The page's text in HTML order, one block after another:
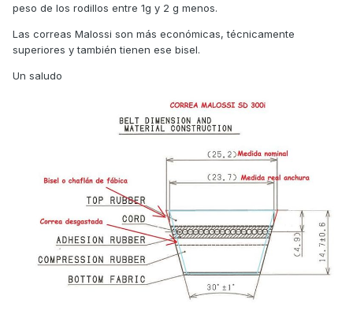
peso de los rodillos entre 1g y 2 g menos.
Las correas Malossi son más económicas, técnicamente
superiores y también tienen ese bisel.
Un saludo